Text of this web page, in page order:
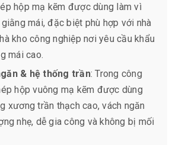
hộp mạ kẽm được dùng làm vì
mái, đặc biệt phù hợp với nhà
kho công nghiệp nơi yêu cầu khẩu
mái cao.
& hệ thống trần: Trong công
hộp vuông mạ kẽm được dùng
xương trần thạch cao, vách ngăn
nhẹ, dễ gia công và không bị mối